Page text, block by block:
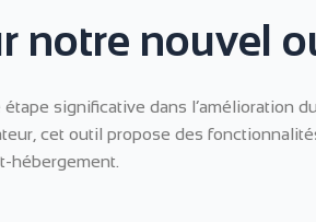
notre nouvel
significative dans l’amélioration
cet outil propose des
hébergement.